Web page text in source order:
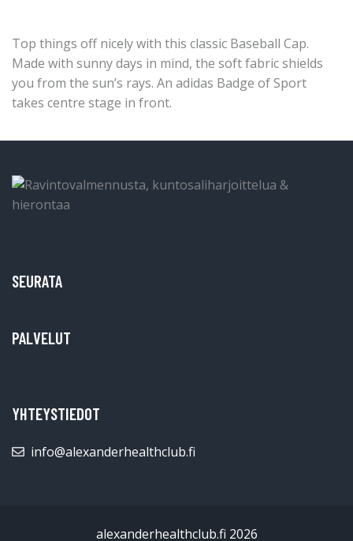
Top things off nicely with this classic Baseball Cap.
Made with sunny days in mind, the soft fabric shields
you from the sun’s rays. An adidas Badge of Sport
takes centre stage in front.
SEURATA
PALVELUT
YHTEYSTIEDOT
info@alexanderhealthclub.fi
alexanderhealthclub.fi 2026